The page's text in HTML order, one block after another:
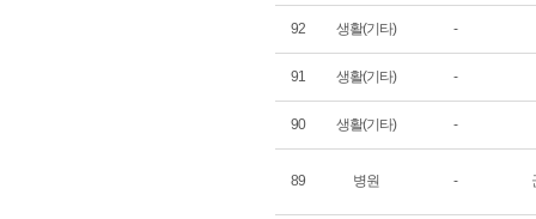
92 생활(기타) -
91 생활(기타) -
90 생활(기타) -
89 병원 -